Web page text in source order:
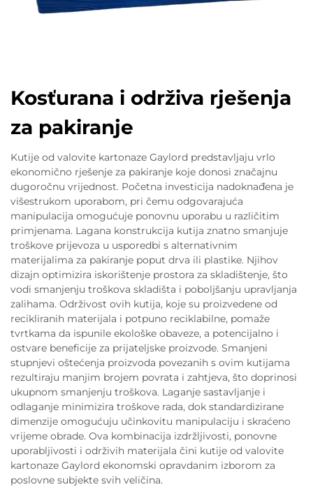
Kosťurana i održiva rješenja
za pakiranje
Kutije od valovite kartonaze Gaylord predstavljaju vrlo
ekonomično rješenje za pakiranje koje donosi značajnu
dugoročnu vrijednost. Početna investicija nadoknađena je
višestrukom uporabom, pri čemu odgovarajuća
manipulacija omogućuje ponovnu uporabu u različitim
primjenama. Lagana konstrukcija kutija znatno smanjuje
troškove prijevoza u usporedbi s alternativnim
materijalima za pakiranje poput drva ili plastike. Njihov
dizajn optimizira iskorištenje prostora za skladištenje, što
vodi smanjenju troškova skladišta i poboljšanju upravljanja
zalihama. Održivost ovih kutija, koje su proizvedene od
recikliranih materijala i potpuno reciklabilne, pomaže
tvrtkama da ispunile ekološke obaveze, a potencijalno i
ostvare beneficije za prijateljske proizvode. Smanjeni
stupnjevi oštećenja proizvoda povezanih s ovim kutijama
rezultiraju manjim brojem povrata i zahtjeva, što doprinosi
ukupnom smanjenju troškova. Laganje sastavljanje i
odlaganje minimizira troškove rada, dok standardizirane
dimenzije omogućuju učinkovitu manipulaciju i skraćeno
vrijeme obrade. Ova kombinacija izdržljivosti, ponovne
uporabljivosti i održivih materijala čini kutije od valovite
kartonaze Gaylord ekonomski opravdanim izborom za
poslovne subjekte svih veličina.